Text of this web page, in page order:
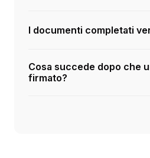
I documenti completati
Cosa succede dopo che
firmato?